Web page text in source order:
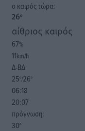
o καιρός τώρα:
26°
αίθριος καιρός
67%
11km/h
Δ-ΒΔ
25°/26°
06:18
20:07
πρόγνωση:
30°